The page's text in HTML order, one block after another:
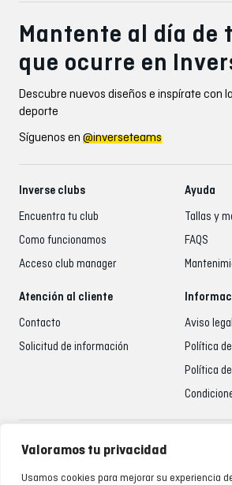
Valoramos tu privacidad
Usamos cookies para mejorar su experiencia
Mantente al día de
que ocurre en
Descubre nuevos diseños e inspírate con
deporte
Síguenos en @inverseteams
Inverse clubs
Encuentra tu club
Como funcionamos
Acceso club manager
Ayuda
Tallas y
FAQS
Atención al cliente
Contacto
Solicitud de información
Aviso legal
Política
Política
Atención al cliente